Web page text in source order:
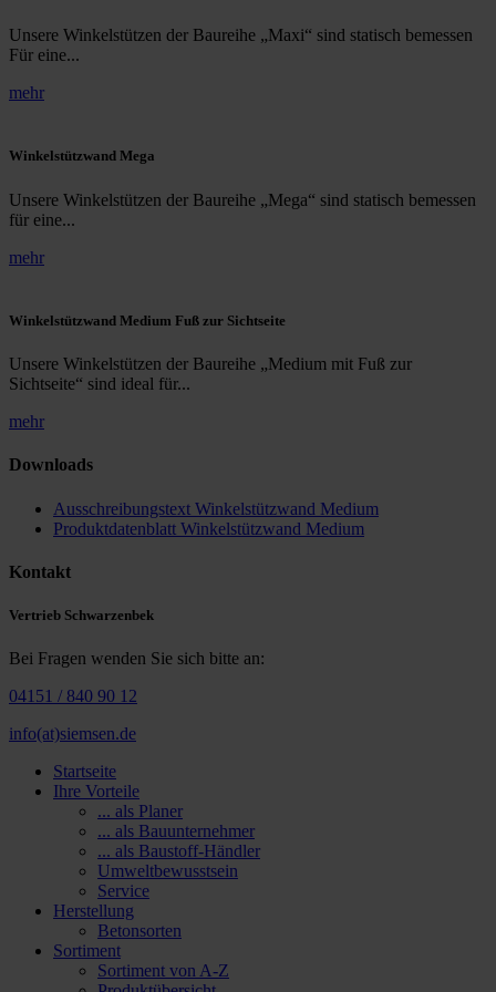
Unsere Winkelstützen der Baureihe „Maxi“ sind statisch bemessen
Für eine...
mehr
Winkelstützwand Mega
Unsere Winkelstützen der Baureihe „Mega“ sind statisch bemessen
für eine...
mehr
Winkelstützwand Medium Fuß zur Sichtseite
Unsere Winkelstützen der Baureihe „Medium mit Fuß zur
Sichtseite“ sind ideal für...
mehr
Downloads
Ausschreibungstext Winkelstützwand Medium
Produktdatenblatt Winkelstützwand Medium
Kontakt
Vertrieb Schwarzenbek
Bei Fragen wenden Sie sich bitte an:
04151 / 840 90 12
info(at)siemsen.de
Startseite
Ihre Vorteile
... als Planer
... als Bauunternehmer
... als Baustoff-Händler
Umweltbewusstsein
Service
Herstellung
Betonsorten
Sortiment
Sortiment von A-Z